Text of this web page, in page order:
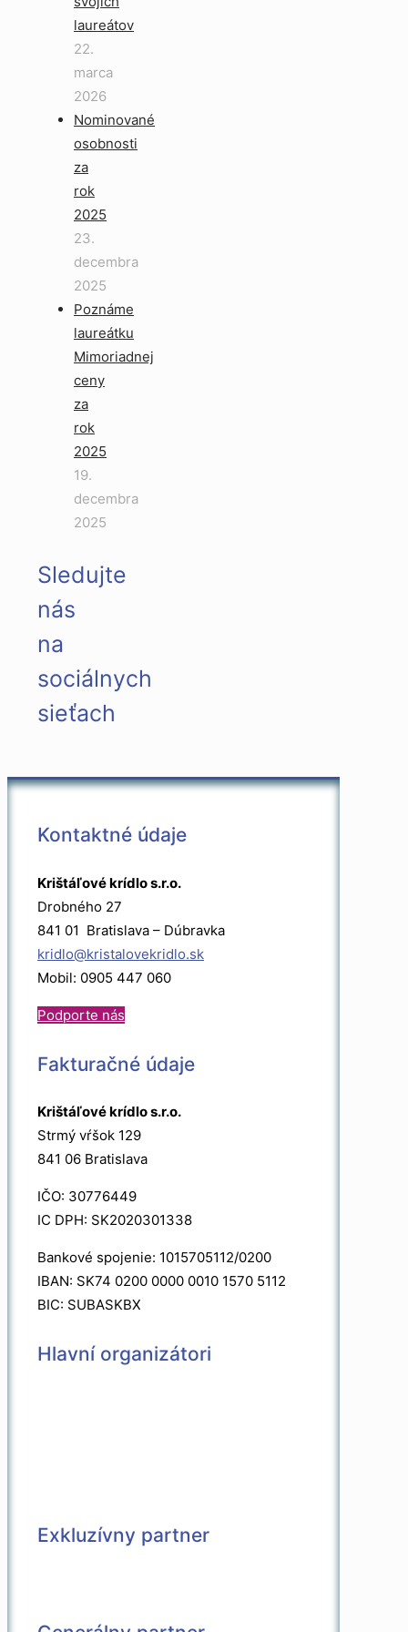
laureátov
22.
marca
2026
Nominované
osobnosti
za
rok
2025
23.
decembra
2025
Poznáme
laureátku
Mimoriadnej
ceny
za
rok
2025
19.
decembra
2025
Sledujte
nás
na
sociálnych
sieťach
Kontaktné údaje
Krištáľové krídlo s.r.o.
Drobného 27
841 01 Bratislava – Dúbravka
kridlo@kristalovekridlo.sk
Mobil: 0905 447 060
Podporte nás
Fakturačné údaje
Krištáľové krídlo s.r.o.
Strmý vŕšok 129
841 06 Bratislava
IČO: 30776449
IC DPH: SK2020301338
Bankové spojenie: 1015705112/0200
IBAN: SK74 0200 0000 0010 1570 5112
BIC: SUBASKBX
Hlavní organizátori
Exkluzívny partner